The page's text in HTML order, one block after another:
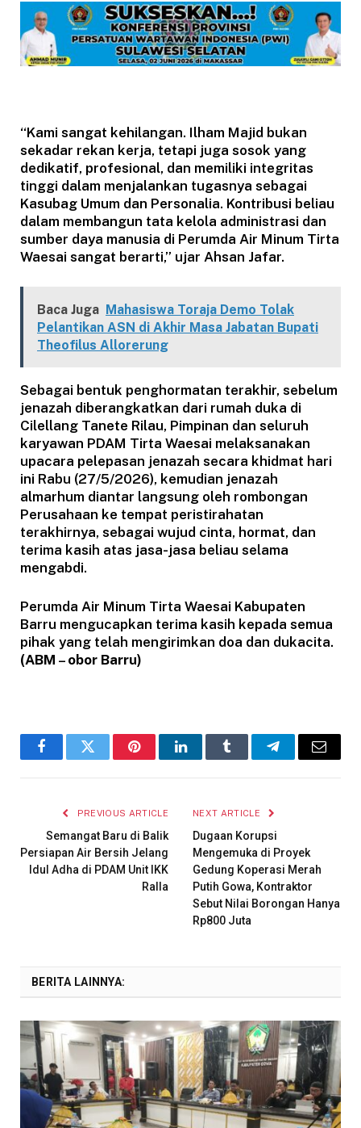
“Kami sangat kehilangan. Ilham Majid bukan
sekadar rekan kerja, tetapi juga sosok yang
dedikatif, profesional, dan memiliki integritas
tinggi dalam menjalankan tugasnya sebagai
Kasubag Umum dan Personalia. Kontribusi beliau
dalam membangun tata kelola administrasi dan
sumber daya manusia di Perumda Air Minum Tirta
Waesai sangat berarti,” ujar Ahsan Jafar.
Baca Juga Mahasiswa Toraja Demo Tolak
Pelantikan ASN di Akhir Masa Jabatan Bupati
Theofilus Allorerung
Sebagai bentuk penghormatan terakhir, sebelum
jenazah diberangkatkan dari rumah duka di
Cilellang Tanete Rilau, Pimpinan dan seluruh
karyawan PDAM Tirta Waesai melaksanakan
upacara pelepasan jenazah secara khidmat hari
ini Rabu (27/5/2026), kemudian jenazah
almarhum diantar langsung oleh rombongan
Perusahaan ke tempat peristirahatan
terakhirnya, sebagai wujud cinta, hormat, dan
terima kasih atas jasa-jasa beliau selama
mengabdi.
Perumda Air Minum Tirta Waesai Kabupaten
Barru mengucapkan terima kasih kepada semua
pihak yang telah mengirimkan doa dan dukacita.
(ABM – obor Barru)
FacebookTwitter PinterestLinkedInTumblr TelegramEmail
PREVIOUS ARTICLE
Semangat Baru di Balik
Persiapan Air Bersih Jelang
Idul Adha di PDAM Unit IKK
Ralla
NEXT ARTICLE
Dugaan Korupsi
Mengemuka di Proyek
Gedung Koperasi Merah
Putih Gowa, Kontraktor
Sebut Nilai Borongan Hanya
Rp800 Juta
BERITA LAINNYA: